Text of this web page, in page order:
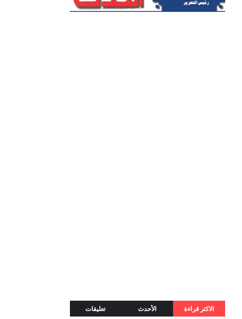
الاكثر قراءة الأحدث تعليقات